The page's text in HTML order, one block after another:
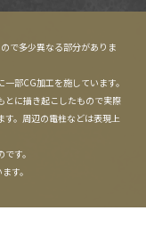
で多少異なる部分がありま
部CG加工を施しています。
に描き起こしたもので実際
す。周辺の電柱などは表現上
す。
す。